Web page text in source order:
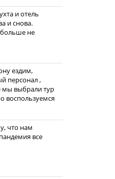
и отель
и снова.
больше не
ездим,
персонал ,
мы выбрали тур
воспользуемся
что нам
все